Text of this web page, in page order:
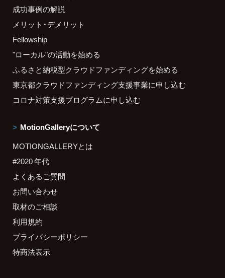
成功事例の解説
メリット・デメリット
Fellowship
"ローカル"の活動を始める
ふるさと納税型クラウドファンディングを始める
東京都クラウドファンディング支援事業に申し込む
コロナ対策支援プログラムに申し込む
MotionGalleryについて
MOTIONGALLERYとは
#2020 年代
よくあるご質問
お問い合わせ
取材のご相談
利用規約
プライバシーポリシー
特商法表示